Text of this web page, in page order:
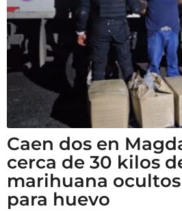
Caen dos en
cerca de 30 kilos
marihuana
para huevo